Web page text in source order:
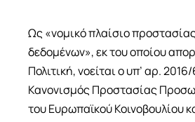
Ως «νομικό πλαίσιο
δεδομένων», εκ του οποίου
Πολιτική, νοείται ο υπ’ αρ.
Κανονισμός Προστασίας
του Ευρωπαϊκού Κοινοβουλίου